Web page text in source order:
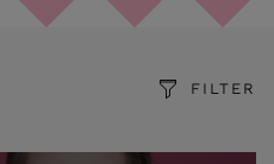
FILTER